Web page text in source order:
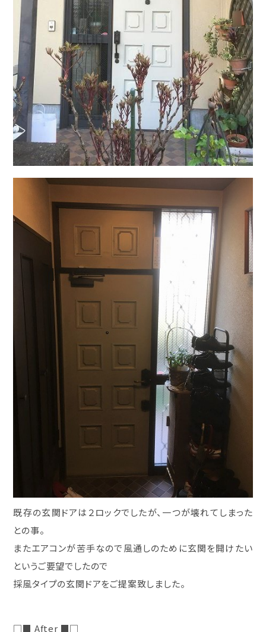
既存の玄関ドアは２ロックでしたが、一つが壊れてしまった
との事。
またエアコンが苦手なので風通しのために玄関を開けたい
というご要望でしたので
採風タイプの玄関ドアをご提案致しました。
□■ After ■□